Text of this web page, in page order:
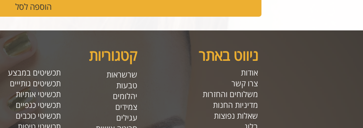
הוספה לסל
קטגוריות ניווט באתר
שרשראות
טבעות
יהלומים
צמידים
עגילים
תכשיטים במבצע
תכשיטים גותייים
תכשיטי אותיות
תכשיטי כנפיים
תכשיטי כוכבים
אודות
צרו קשר
משלוחים והחזרות
מדיניות החנות
שאלות נפוצות